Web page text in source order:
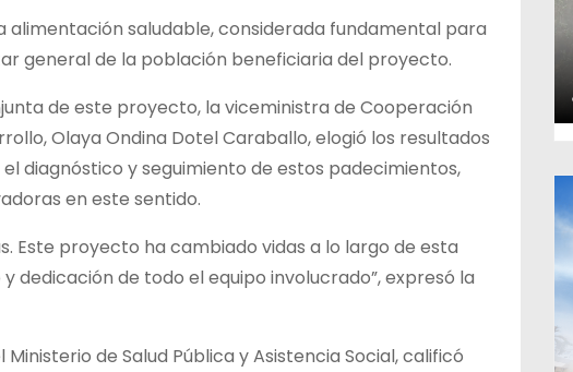
saludable, considerada fundamental para
general de la población beneficiaria del proyecto.
de este proyecto, la viceministra de Cooperación
Olaya Ondina Dotel Caraballo, elogió los resultados
diagnóstico y seguimiento de estos padecimientos,
en este sentido.
Este proyecto ha cambiado vidas a lo largo de esta
dedicación de todo el equipo involucrado”, expresó la
de Salud Pública y Asistencia Social, calificó